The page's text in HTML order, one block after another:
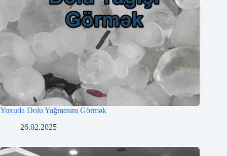
Yuxuda Dolu Yağmasını Görmək
26.02.2025